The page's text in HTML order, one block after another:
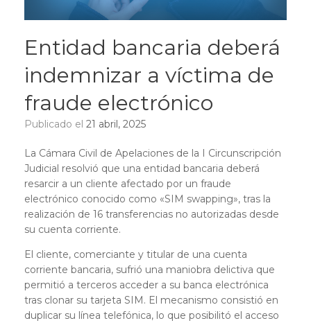
Entidad bancaria deberá
indemnizar a víctima de
fraude electrónico
Publicado el 21 abril, 2025
La Cámara Civil de Apelaciones de la I Circunscripción
Judicial resolvió que una entidad bancaria deberá
resarcir a un cliente afectado por un fraude
electrónico conocido como «SIM swapping», tras la
realización de 16 transferencias no autorizadas desde
su cuenta corriente.
El cliente, comerciante y titular de una cuenta
corriente bancaria, sufrió una maniobra delictiva que
permitió a terceros acceder a su banca electrónica
tras clonar su tarjeta SIM. El mecanismo consistió en
duplicar su línea telefónica, lo que posibilitó el acceso